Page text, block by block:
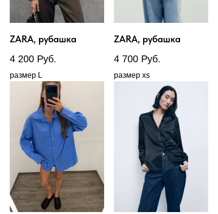
ZARA, рубашка
4 200 Руб.
размер L
ZARA, рубашка
4 700 Руб.
размер xs